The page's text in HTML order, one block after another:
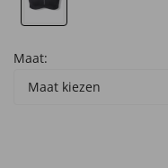
Maat:
Maat kiezen